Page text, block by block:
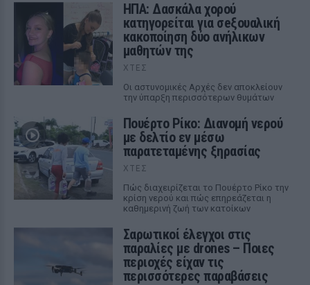
ΗΠΑ: Δασκάλα χορού
κατηγορείται για σeξουαλική
κακοποίηση δύο ανήλικων
μαθητών της
ΧΤΕΣ
Οι αστυνομικές Αρχές δεν αποκλείουν
την ύπαρξη περισσότερων θυμάτων
Πουέρτο Ρίκο: Διανομή νερού
με δελτίο εν μέσω
παρατεταμένης ξηρασίας
ΧΤΕΣ
Πώς διαχειρίζεται το Πουέρτο Ρίκο την
κρίση νερού και πώς επηρεάζεται η
καθημερινή ζωή των κατοίκων
Σαρωτικοί έλεγχοι στις
παραλίες με drones – Ποιες
περιοχές είχαν τις
περισσότερες παραβάσεις